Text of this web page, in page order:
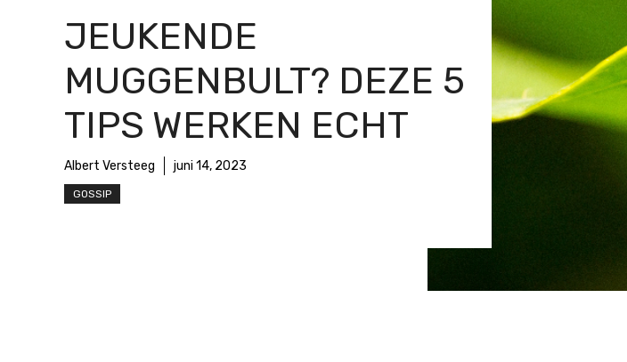
JEUKENDE
MUGGENBULT? DEZE 5
TIPS WERKEN ECHT
Albert Versteeg juni 14, 2023
GOSSIP